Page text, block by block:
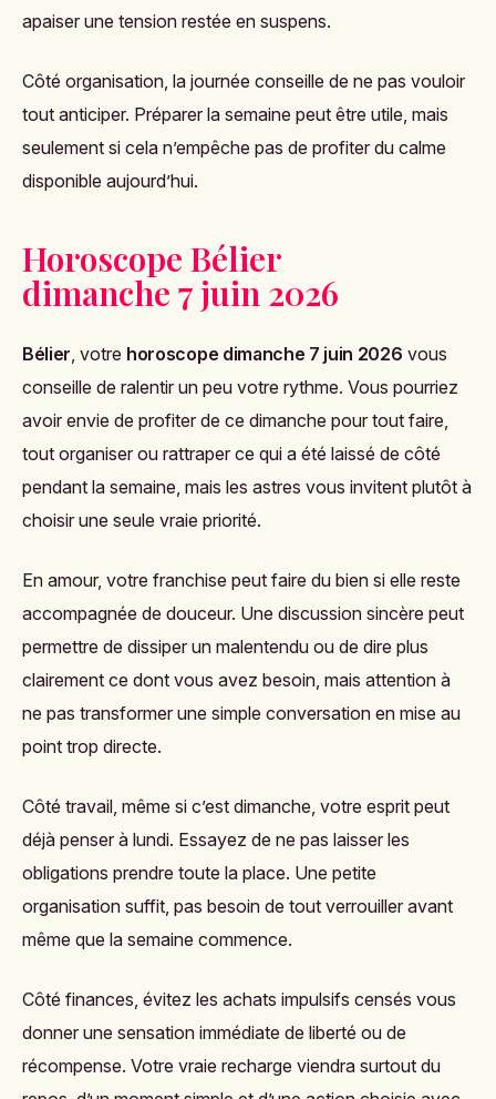
apaiser une tension restée en suspens.
Côté organisation, la journée conseille de ne pas vouloir
tout anticiper. Préparer la semaine peut être utile, mais
seulement si cela n’empêche pas de profiter du calme
disponible aujourd’hui.
Horoscope Bélier
dimanche 7 juin 2026
Bélier, votre horoscope dimanche 7 juin 2026 vous
conseille de ralentir un peu votre rythme. Vous pourriez
avoir envie de profiter de ce dimanche pour tout faire,
tout organiser ou rattraper ce qui a été laissé de côté
pendant la semaine, mais les astres vous invitent plutôt à
choisir une seule vraie priorité.
En amour, votre franchise peut faire du bien si elle reste
accompagnée de douceur. Une discussion sincère peut
permettre de dissiper un malentendu ou de dire plus
clairement ce dont vous avez besoin, mais attention à
ne pas transformer une simple conversation en mise au
point trop directe.
Côté travail, même si c’est dimanche, votre esprit peut
déjà penser à lundi. Essayez de ne pas laisser les
obligations prendre toute la place. Une petite
organisation suffit, pas besoin de tout verrouiller avant
même que la semaine commence.
Côté finances, évitez les achats impulsifs censés vous
donner une sensation immédiate de liberté ou de
récompense. Votre vraie recharge viendra surtout du